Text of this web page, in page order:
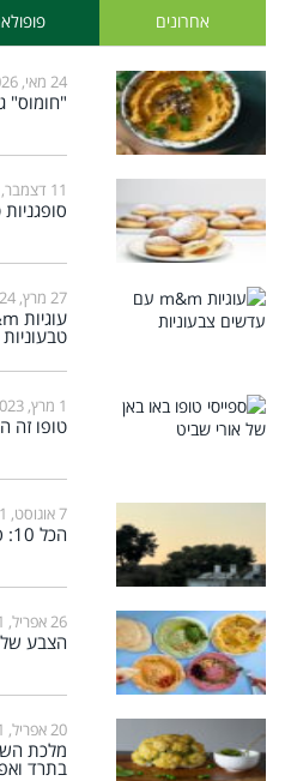
אחרונים
24 מאי, 2026
"חומוס"
11 דצמבר, 2025
27 מרץ, 2024
טבעוניות
1 מרץ, 2023
טופו זה
7 אוגוסט, 2021
הכל 10: סיפורים מהחיים בלי מתכונים
26 אפריל, 2021
הצבע של
20 אפריל, 2021
מלכת
בתרד